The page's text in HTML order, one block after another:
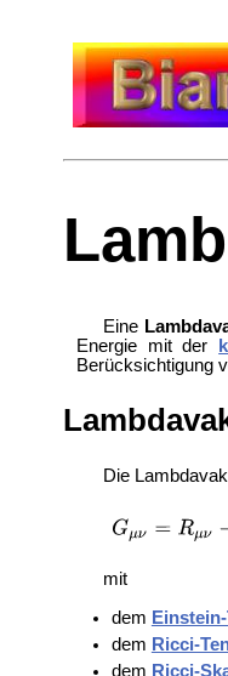
Eine
Energie mit der
Berücksichtigung
Die
mit
dem
dem Ricci-
dem Ricci-